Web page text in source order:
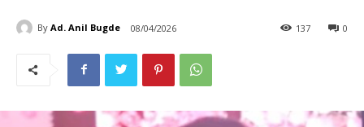
By Ad. Anil Bugde 08/04/2026 0
137